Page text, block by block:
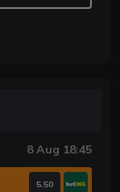
8 Aug 18:45
5.50